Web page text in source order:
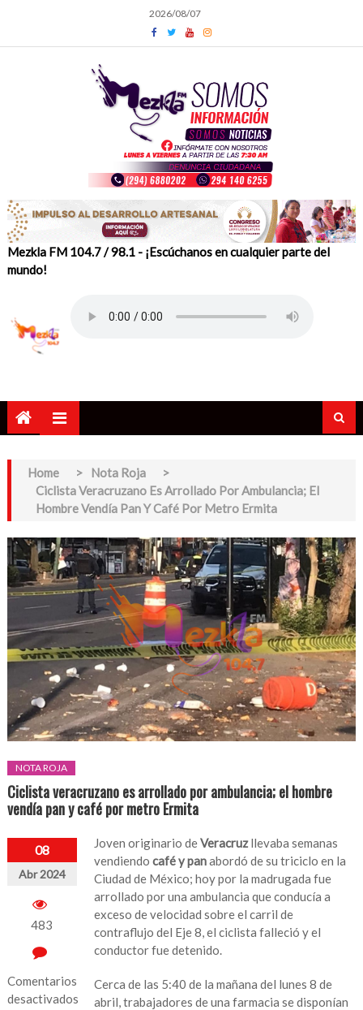
content
2026/08/07
Mezkla FM 104.7 / 98.1 - ¡Escúchanos en cualquier parte del
mundo!
Home > Nota Roja
>
Ciclista Veracruzano Es Arrollado Por Ambulancia; El
Hombre Vendía Pan Y Café Por Metro Ermita
NOTA ROJA
Ciclista veracruzano es arrollado por ambulancia; el hombre
vendía pan y café por metro Ermita
08
Abr 2024
483
Comentarios
desactivados
Joven originario deVeracruzllevaba semanas
vendiendocafé y panabordó de su triciclo en la
Ciudad de México; hoy por la madrugada fue
arrollado por una ambulancia que conducía a
exceso de velocidad sobre el carril de
contraflujo del Eje 8, el ciclista falleció y el
conductor fue detenido.
Cerca de las 5:40 de la mañana del lunes 8 de
abril, trabajadores de una farmacia se disponían